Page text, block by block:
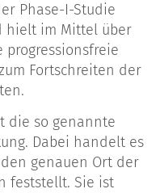
Phase-I-Studie
hielt im Mittel über
progressionsfreie
Fortschreiten der
die so genannte
Dabei handelt es
genauen Ort der
feststellt. Sie ist